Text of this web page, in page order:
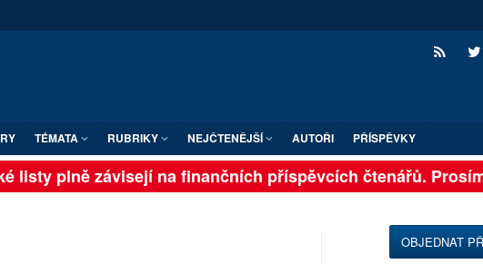
TÉMATA RUBRIKY NEJČTENĚJŠÍ AUTOŘI PŘÍSPĚVKY
listy plně závisejí na finančních příspěvcích čtenářů.
OBJEDNAT